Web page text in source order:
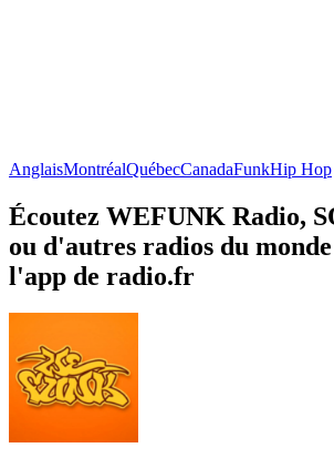
AnglaisMontréalQuébecCanadaFunkHip Hop
Écoutez WEFUNK Radio,
ou d'autres radios du
l'app de radio.fr